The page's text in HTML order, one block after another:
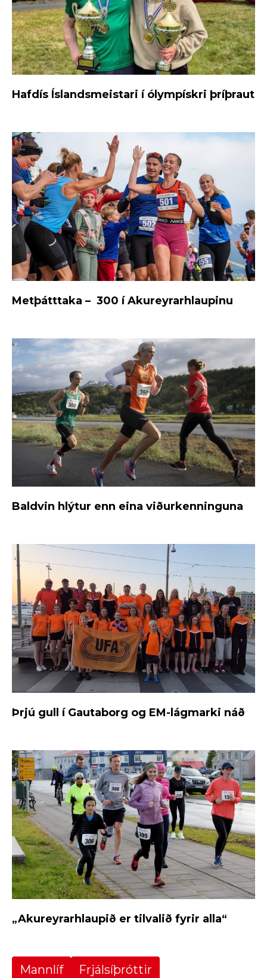
Hafdís Íslandsmeistari í ólympískri þríþraut
Metþátttaka – 300 í Akureyrarhlaupinu
Baldvin hlýtur enn eina viðurkenninguna
Þrjú gull í Gautaborg og EM-lágmarki náð
„Akureyrarhlaupið er tilvalið fyrir alla“
Mannlíf Frjálsíþróttir